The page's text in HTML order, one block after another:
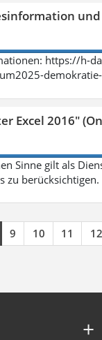
https://
Excel 2016"
Sinne gilt als
berücksichtigen.
9 10 11 12